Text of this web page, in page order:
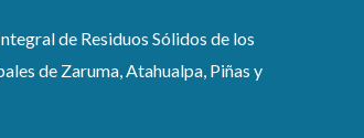
de Residuos Sólidos de los
de Zaruma, Atahualpa, Piñas y